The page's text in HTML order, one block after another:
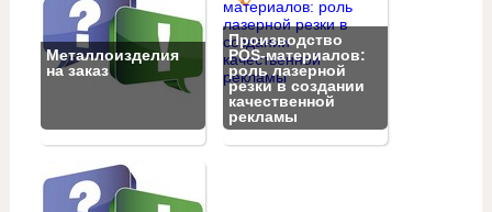
Металлоизделия
на заказ
Производство
POS-материалов:
роль лазерной
резки в создании
качественной
рекламы